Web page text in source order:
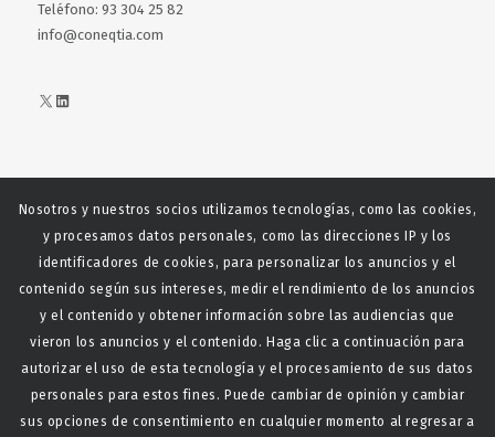
Teléfono: 93 304 25 82
info@coneqtia.com
X LinkedIn
Web realizada con el patrocinio del Centro Español del Centro
Español de Derechos Reprofráficos
Nosotros y nuestros socios utilizamos tecnologías, como las cookies,
y procesamos datos personales, como las direcciones IP y los
identificadores de cookies, para personalizar los anuncios y el
contenido según sus intereses, medir el rendimiento de los anuncios
y el contenido y obtener información sobre las audiencias que
vieron los anuncios y el contenido. Haga clic a continuación para
autorizar el uso de esta tecnología y el procesamiento de sus datos
personales para estos fines. Puede cambiar de opinión y cambiar
sus opciones de consentimiento en cualquier momento al regresar a